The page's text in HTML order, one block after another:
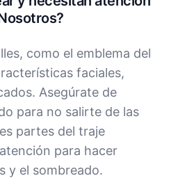
como el emblema del
faciales,
Asegúrate de
para no salirte de las
partes del traje
para hacer
y el sombreado.